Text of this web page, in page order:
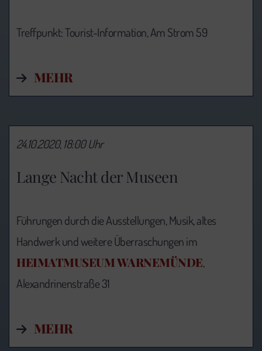
Treffpunkt: Tourist-Information,Am Strom 59
MEHR
Lange Nacht der Museen
24.10.2020, 18:00 Uhr
Führungen durch die Ausstellungen, Musik, altes
Handwerk und weitere Überraschungen im
HEIMATMUSEUM WARNEMÜNDE,
Alexandrinenstraße 31
MEHR